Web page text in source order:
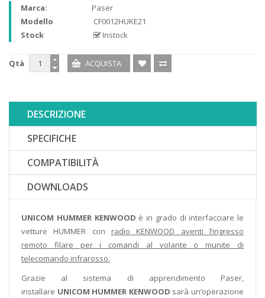
Marca:
Paser
Modello
CF0012HUKE21
Stock
Instock
Qtà
DESCRIZIONE
SPECIFICHE
COMPATIBILITÀ
DOWNLOADS
UNICOM HUMMER KENWOOD è in grado di interfacciare le
vetture HUMMER con radio KENWOOD aventi l’ingresso
remoto filare per i comandi al volante o munite di
telecomando infrarosso.
Grazie al sistema di apprendimento Paser,
installare UNICOM HUMMER KENWOOD sarà un’operazione